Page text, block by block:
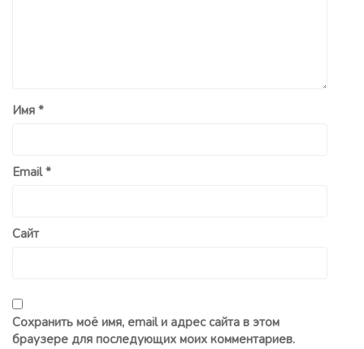
Имя *
Email*
Сайт
Сохранить моё имя, email и адрес сайта в этом
браузере для последующих моих комментариев.